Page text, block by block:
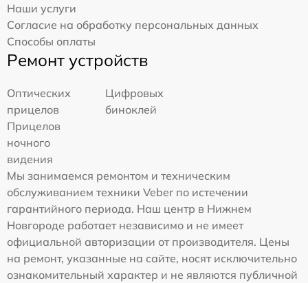
Наши услуги
Согласие на обработку персональных данных
Способы оплаты
Ремонт устройств
Оптических
прицелов
Цифровых
биноклей
Прицелов
ночного
видения
Мы занимаемся ремонтом и техническим
обслуживанием техники Veber по истечении
гарантийного периода. Наш центр в Нижнем
Новгороде работает независимо и не имеет
официальной авторизации от производителя. Цены
на ремонт, указанные на сайте, носят исключительно
ознакомительный характер и не являются публичной